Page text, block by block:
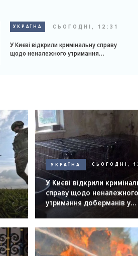
УКРАЇНА СЬОГОДНІ, 12:31
У Києві відкрили кримінальну справу
щодо неналежного утримання
УКРАЇНА СЬОГОДНІ,
У Києві відкрили
справу щодо неналежного
утримання доберманів у
розпліднику